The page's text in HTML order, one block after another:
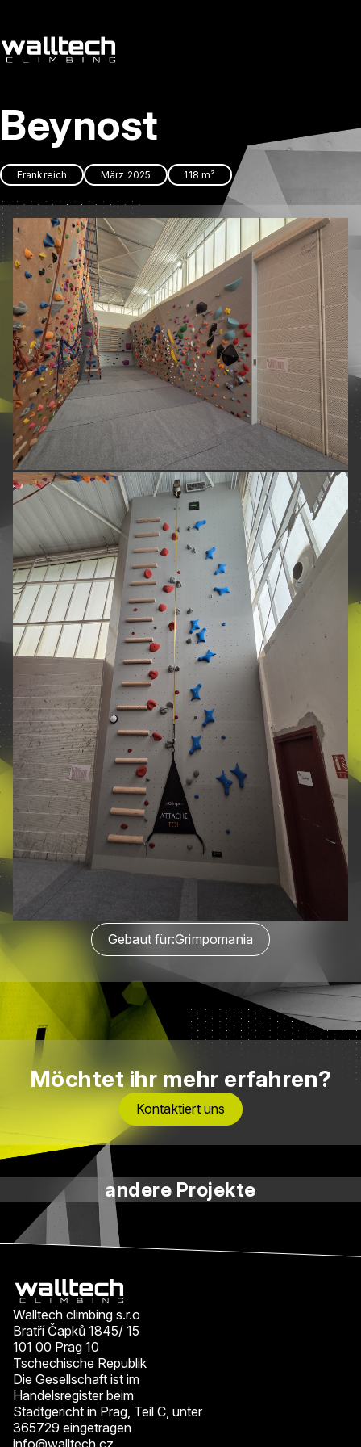
Referenzen
Kontakt
Beynost
Frankreich März 2025 118 m²
Gebaut für:Grimpomania
Möchtet ihr mehr erfahren?
Kontaktiert uns
andere Projekte
Walltech climbing s.r.o
Bratří Čapků 1845/ 15
101 00 Prag 10
Tschechische Republik
Die Gesellschaft ist im
Handelsregister beim
Stadtgericht in Prag, Teil C, unter
365729 eingetragen